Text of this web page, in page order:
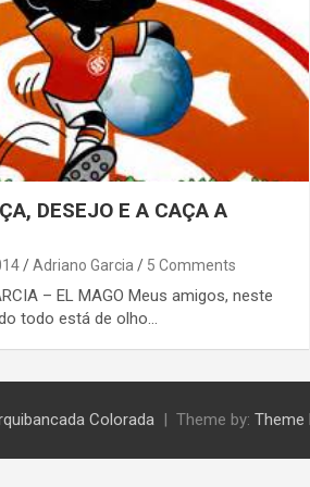
DESEJO E A CAÇA A
Adriano Garcia 5 Comments
– EL MAGO Meus amigos, neste
todo está de olho…
Colorada Theme by: Theme